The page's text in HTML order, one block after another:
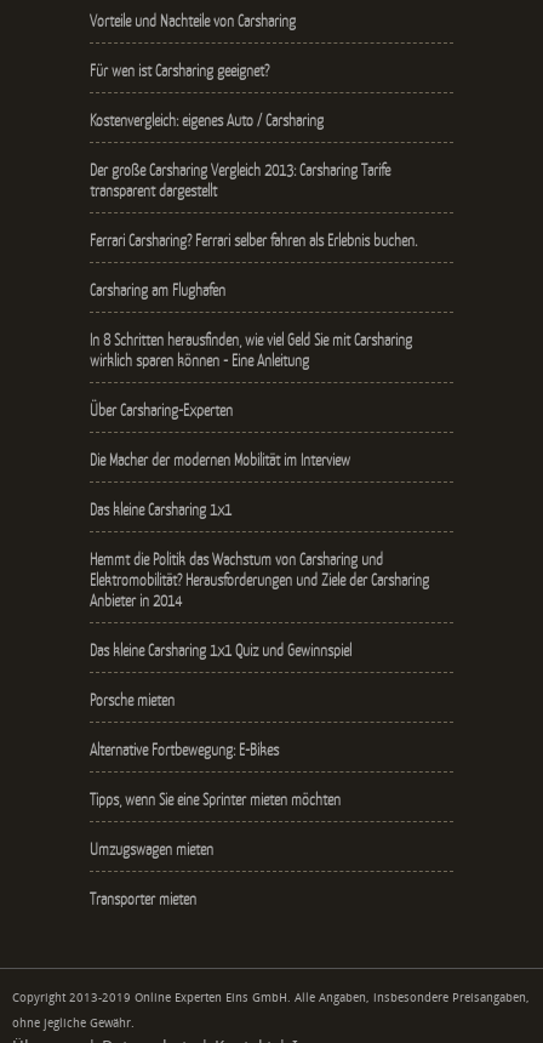
Vorteile und Nachteile von Carsharing
Für wen ist Carsharing geeignet?
Kostenvergleich: eigenes Auto / Carsharing
Der große Carsharing Vergleich 2013: Carsharing Tarife
transparent dargestellt
Ferrari Carsharing? Ferrari selber fahren als Erlebnis buchen.
Carsharing am Flughafen
In 8 Schritten herausfinden, wie viel Geld Sie mit Carsharing
wirklich sparen können - Eine Anleitung
Über Carsharing-Experten
Die Macher der modernen Mobilität im Interview
Das kleine Carsharing 1x1
Hemmt die Politik das Wachstum von Carsharing und
Elektromobilität? Herausforderungen und Ziele der Carsharing
Anbieter in 2014
Das kleine Carsharing 1x1 Quiz und Gewinnspiel
Porsche mieten
Alternative Fortbewegung: E-Bikes
Tipps, wenn Sie eine Sprinter mieten möchten
Umzugswagen mieten
Transporter mieten
Copyright 2013-2019 Online Experten Eins GmbH. Alle Angaben, insbesondere Preisangaben,
ohne jegliche Gewähr.